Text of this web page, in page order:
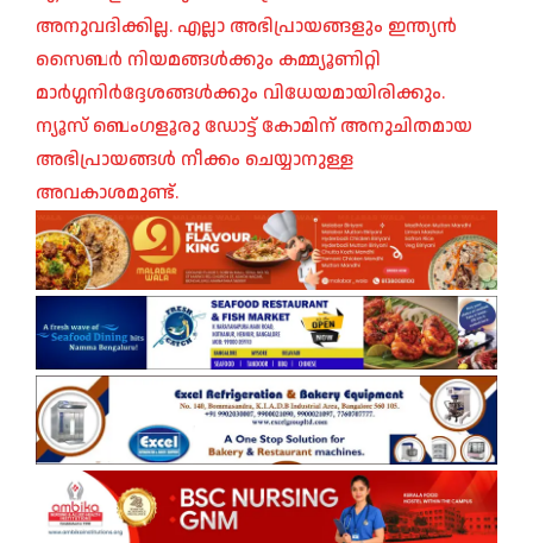
അനുവദിക്കില്ല. എല്ലാ അഭിപ്രായങ്ങളും ഇന്ത്യൻ
സൈബർ നിയമങ്ങൾക്കും കമ്മ്യൂണിറ്റി
മാർഗ്ഗനിർദ്ദേശങ്ങൾക്കും വിധേയമായിരിക്കും.
ന്യൂസ് ബെംഗളൂരു ഡോട്ട് കോമിന് അനുചിതമായ
അഭിപ്രായങ്ങൾ നീക്കം ചെയ്യാനുള്ള
അവകാശമുണ്ട്.